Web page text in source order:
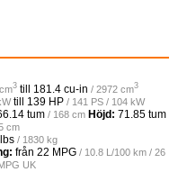
3 till 181.4 cu-in / 2972 cm3
till 139 HP / 141 PS / 104 kW
tum / 168 cm Höjd: 71.85 tum
cm
/ 1830 kg
från 22 MPG / 10.8 L/100 km / 26
UK